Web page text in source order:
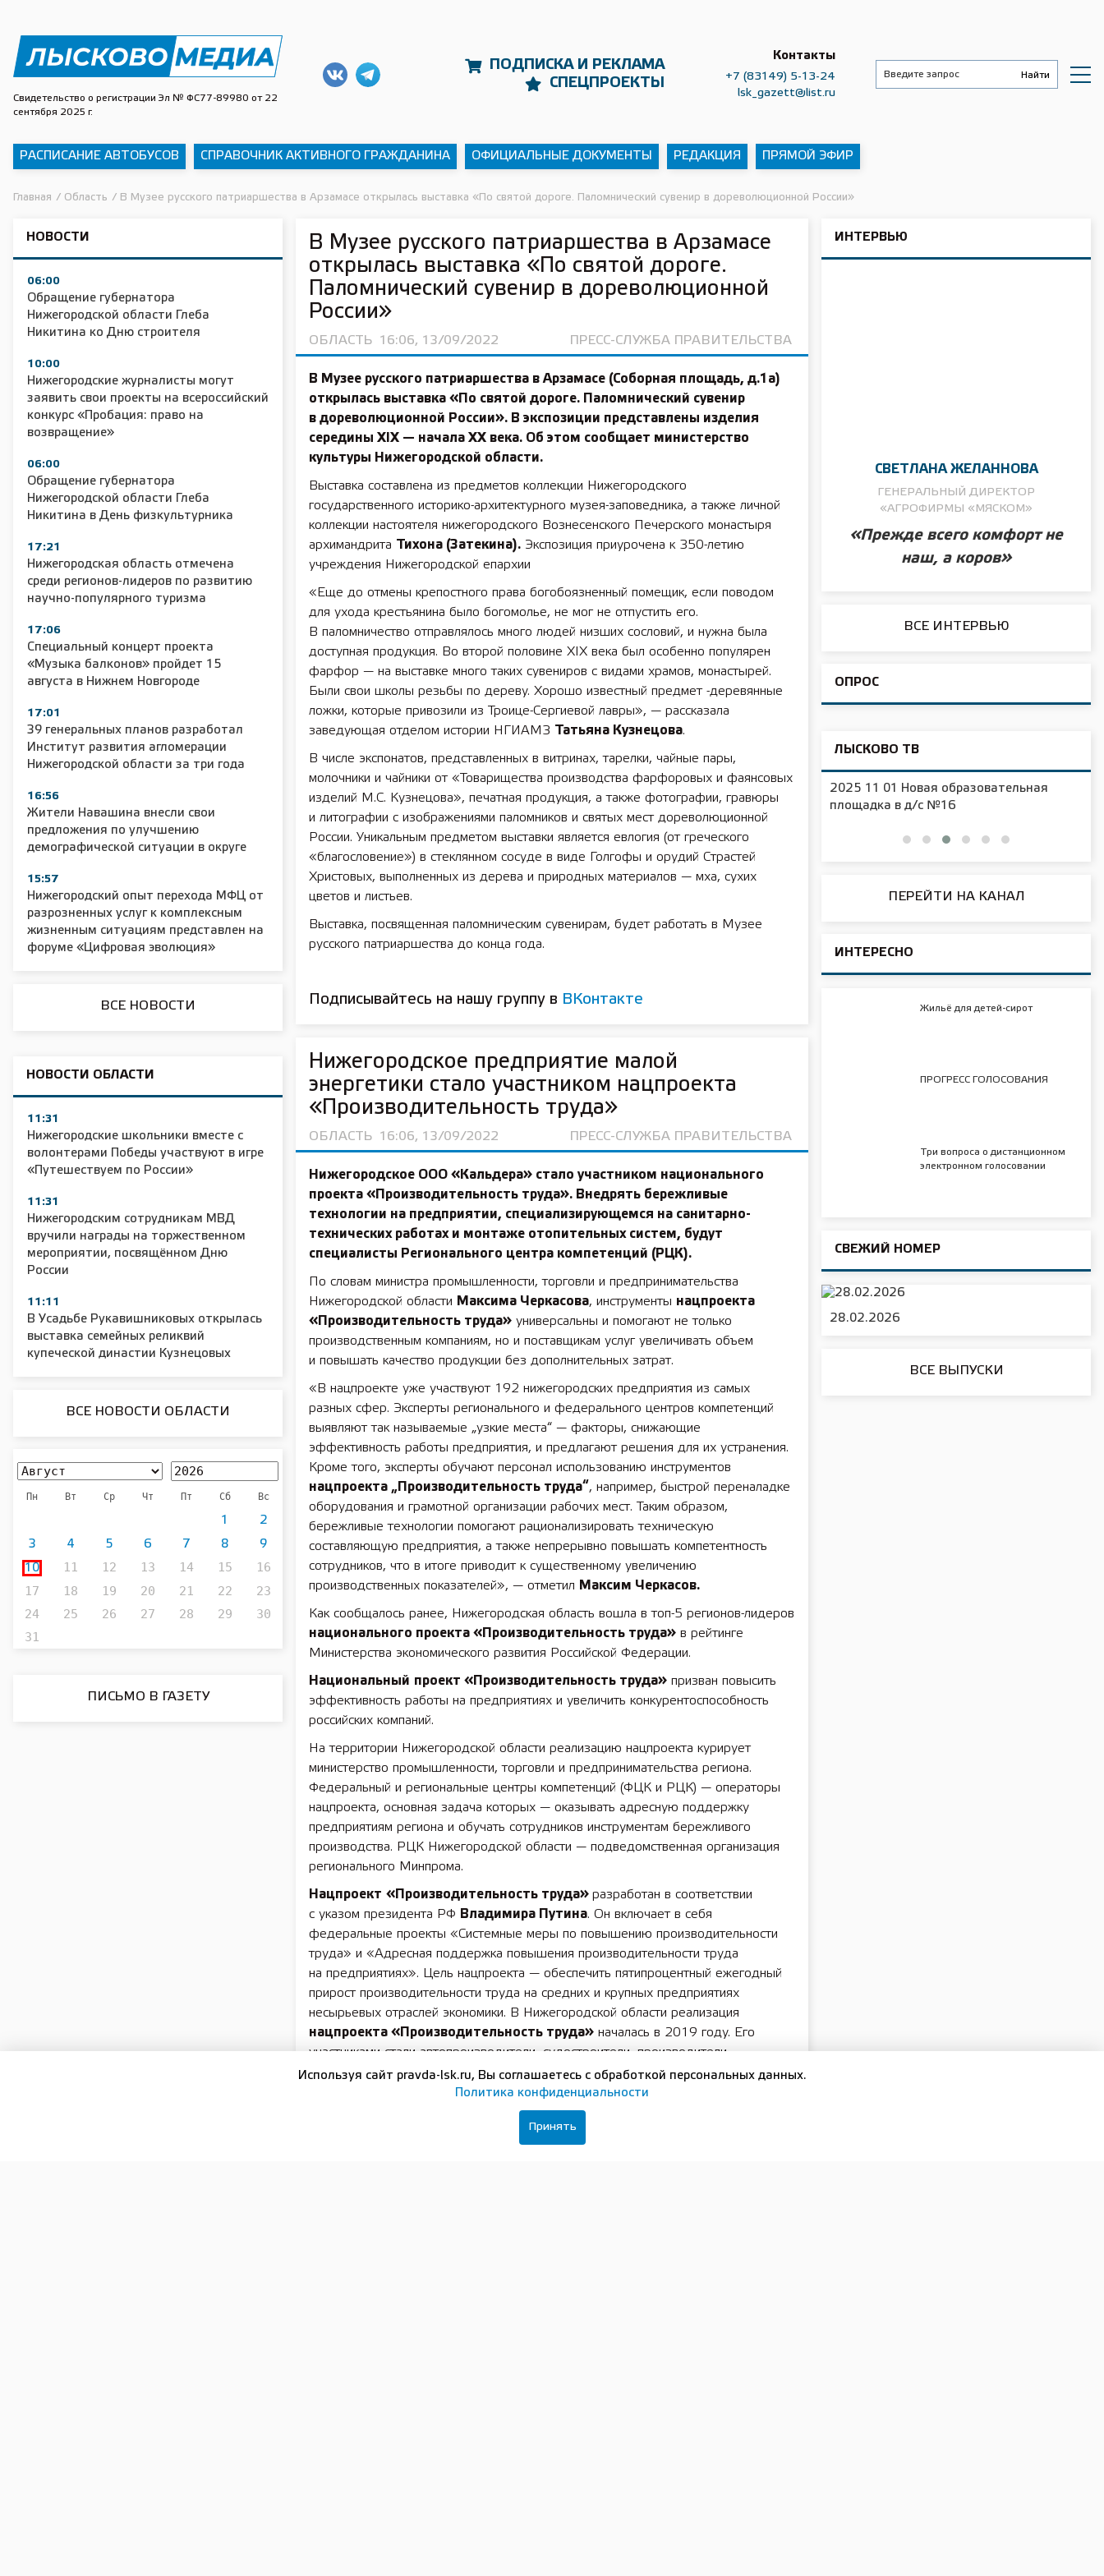
Свидетельство о регистрации Эл № ФС77-89980 от 22
сентября 2025 г.
ПОДПИСКА И РЕКЛАМА
СПЕЦПРОЕКТЫ
Контакты
+7 (83149) 5-13-24
lsk_gazett@list.ru
РАСПИСАНИЕ АВТОБУСОВ СПРАВОЧНИК АКТИВНОГО ГРАЖДАНИНА ОФИЦИАЛЬНЫЕ ДОКУМЕНТЫ РЕДАКЦИЯ ПРЯМОЙ ЭФИР
Главная / Область / В Музее русского патриаршества в Арзамасе открылась выставка «По святой дороге. Паломнический сувенир в дореволюционной России»
НОВОСТИ
06:00
Обращение губернатора
Нижегородской области Глеба
Никитина ко Дню строителя
10:00
Нижегородские журналисты могут
заявить свои проекты на всероссийский
конкурс «Пробация: право на
возвращение»
06:00
Обращение губернатора
Нижегородской области Глеба
Никитина в День физкультурника
17:21
Нижегородская область отмечена
среди регионов-лидеров по развитию
научно-популярного туризма
17:06
Специальный концерт проекта
«Музыка балконов» пройдет 15
августа в Нижнем Новгороде
17:01
39 генеральных планов разработал
Институт развития агломерации
Нижегородской области за три года
16:56
Жители Навашина внесли свои
предложения по улучшению
демографической ситуации в округе
15:57
Нижегородский опыт перехода МФЦ от
разрозненных услуг к комплексным
жизненным ситуациям представлен на
форуме «Цифровая эволюция»
ВСЕ НОВОСТИ
НОВОСТИ ОБЛАСТИ
11:31
Нижегородские школьники вместе с
волонтерами Победы участвуют в игре
«Путешествуем по России»
11:31
Нижегородским сотрудникам МВД
вручили награды на торжественном
мероприятии, посвящённом Дню
России
11:11
В Усадьбе Рукавишниковых открылась
выставка семейных реликвий
купеческой династии Кузнецовых
ВСЕ НОВОСТИ ОБЛАСТИ
Пн Вт Ср Чт Пт Сб Вс
1 2
3 4 5 6 7 8 9
10 11 12 13 14 15
16
17
18 19 20 21 22
23
24
25 26 27 28 29
30
31
ПИСЬМО В ГАЗЕТУ
В Музее русского патриаршества в Арзамасе
открылась выставка «По святой дороге.
Паломнический сувенир в дореволюционной
России»
ОБЛАСТЬ 16:06, 13/09/2022 ПРЕСС-СЛУЖБА ПРАВИТЕЛЬСТВА
В Музее русского патриаршества в Арзамасе (Соборная площадь, д.1а)
открылась выставка «По святой дороге. Паломнический сувенир
в дореволюционной России». В экспозиции представлены изделия
середины XIX — начала XX века. Об этом сообщает министерство
культуры Нижегородской области.
Выставка составлена из предметов коллекции Нижегородского
государственного историко-архитектурного музея-заповедника, а также личной
коллекции настоятеля нижегородского Вознесенского Печерского монастыря
архимандрита
Тихона (Затекина). Экспозиция приурочена к 350-летию
учреждения Нижегородской епархии
«Еще до отмены крепостного права богобоязненный помещик, если поводом
для ухода крестьянина было богомолье, не мог не отпустить его.
В паломничество отправлялось много людей низших сословий, и нужна была
доступная продукция. Во второй половине XIX века был особенно популярен
фарфор — на выставке много таких сувениров с видами храмов, монастырей.
Были свои школы резьбы по дереву. Хорошо известный предмет -деревянные
ложки, которые привозили из Троице-Сергиевой лавры», — рассказала
заведующая отделом истории НГИАМЗ
Татьяна Кузнецова.
В числе экспонатов, представленных в витринах, тарелки, чайные пары,
молочники и чайники от «Товарищества производства фарфоровых и фаянсовых
изделий М.С. Кузнецова», печатная продукция, а также фотографии, гравюры
и литографии с изображениями паломников и святых мест дореволюционной
России. Уникальным предметом выставки является евлогия (от греческого
«благословение») в стеклянном сосуде в виде Голгофы и орудий Страстей
Христовых, выполненных из дерева и природных материалов — мха, сухих
цветов и листьев.
Выставка, посвященная паломническим сувенирам, будет работать в Музее
русского патриаршества до конца года.
Подписывайтесь на нашу группу в ВКонтакте
Нижегородское предприятие малой
энергетики стало участником нацпроекта
«Производительность труда»
ОБЛАСТЬ 16:06, 13/09/2022 ПРЕСС-СЛУЖБА ПРАВИТЕЛЬСТВА
Нижегородское ООО «Кальдера» стало участником национального
проекта «Производительность труда». Внедрять бережливые
технологии на предприятии, специализирующемся на санитарно-
технических работах и монтаже отопительных систем, будут
специалисты Регионального центра компетенций (РЦК).
По словам министра промышленности, торговли и предпринимательства
Нижегородской области Максима Черкасова, инструменты нацпроекта
«Производительность труда» универсальны и помогают не только
производственным компаниям, но и поставщикам услуг увеличивать объем
и повышать качество продукции без дополнительных затрат.
«В нацпроекте уже участвуют 192 нижегородских предприятия из самых
разных сфер. Эксперты регионального и федерального центров компетенций
выявляют так называемые „узкие места“ — факторы, снижающие
эффективность работы предприятия, и предлагают решения для их устранения.
Кроме того, эксперты обучают персонал использованию инструментов
нацпроекта „Производительность труда“, например, быстрой переналадке
оборудования и грамотной организации рабочих мест. Таким образом,
бережливые технологии помогают рационализировать техническую
составляющую предприятия, а также непрерывно повышать компетентность
сотрудников, что в итоге приводит к существенному увеличению
производственных показателей», — отметил Максим Черкасов.
Как сообщалось ранее, Нижегородская область вошла в топ-5 регионов-лидеров
национального проекта «Производительность труда» в рейтинге
Министерства экономического развития Российской Федерации.
Национальный проект «Производительность труда» призван повысить
эффективность работы на предприятиях и увеличить конкурентоспособность
российских компаний.
На территории Нижегородской области реализацию нацпроекта курирует
министерство промышленности, торговли и предпринимательства региона.
Федеральный и региональные центры компетенций (ФЦК и РЦК) — операторы
нацпроекта, основная задача которых — оказывать адресную поддержку
предприятиям региона и обучать сотрудников инструментам бережливого
производства. РЦК Нижегородской области — подведомственная организация
регионального Минпрома.
Нацпроект «Производительность труда» разработан в соответствии
с указом президента РФ Владимира Путина. Он включает в себя
федеральные проекты «Системные меры по повышению производительности
труда» и «Адресная поддержка повышения производительности труда
на предприятиях». Цель нацпроекта — обеспечить пятипроцентный ежегодный
прирост производительности труда на средних и крупных предприятиях
несырьевых отраслей экономики. В Нижегородской области реализация
нацпроекта «Производительность труда» началась в 2019 году. Его
участниками стали автопроизводители, судостроители, производители
электрической техники, а также представители сферы торговли и услуг.
Подписывайтесь на нашу группу вВКонтакте
ИНТЕРВЬЮ
СВЕТЛАНА ЖЕЛАННОВА
ГЕНЕРАЛЬНЫЙ ДИРЕКТОР
«АГРОФИРМЫ «МЯСКОМ»
«Прежде всего комфорт не
наш, а коров»
ВСЕ ИНТЕРВЬЮ
ОПРОС
ЛЫСКОВО ТВ
2025 11 01 Земли
сельскохозяйственного назначения
2025 11 01 Новая образовательная
площадка в д/с №16
ПЕРЕЙТИ НА КАНАЛ
ИНТЕРЕСНО
Жильё для детей-сирот
ПРОГРЕСС ГОЛОСОВАНИЯ
Три вопроса о дистанционном
электронном голосовании
СВЕЖИЙ НОМЕР
28.02.2026
ВСЕ ВЫПУСКИ
Используя сайт pravda-lsk.ru, Вы соглашаетесь с обработкой персональных данных.
Политика конфиденциальности
Принять